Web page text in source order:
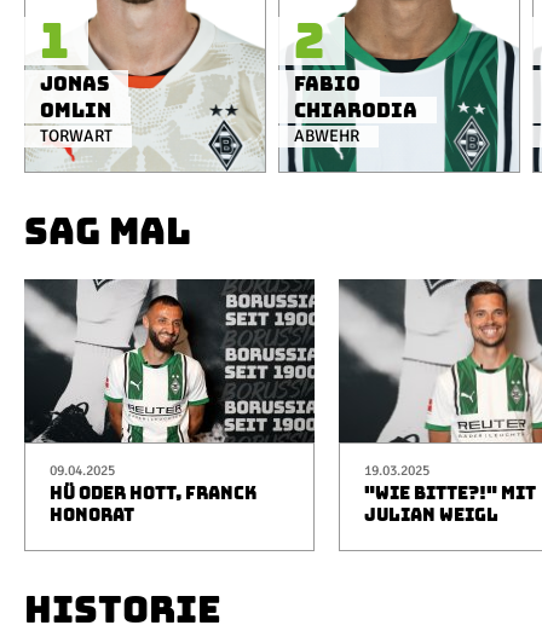
TORWART
Jonas
Omlin
1
ABWEHR
Fabio
Chiarodia
2
SAG MAL
09.04.2025
HÜ ODER HOTT, FRANCK
HONORAT
19.03.2025
"WIE BITTE?!" MIT
JULIAN WEIGL
HISTORIE